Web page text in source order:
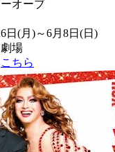
オーブ
日(月)～6月8日(日)
場
こちら